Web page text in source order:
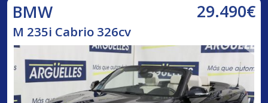
BMW 29.490€
M 235i Cabrio 326cv